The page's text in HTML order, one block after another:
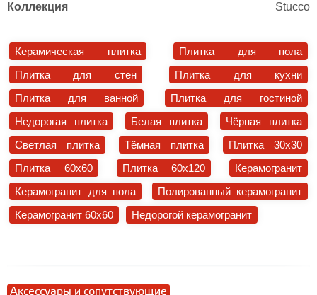
Коллекция
Stucco
Керамическая плитка
Плитка для пола
Плитка для стен
Плитка для кухни
Плитка для ванной
Плитка для гостиной
Недорогая плитка
Белая плитка
Чёрная плитка
Светлая плитка
Тёмная плитка
Плитка 30x30
Плитка 60x60
Плитка 60x120
Керамогранит
Керамогранит для пола
Полированный керамогранит
Керамогранит 60x60
Недорогой керамогранит
Аксессуары и сопутствующие